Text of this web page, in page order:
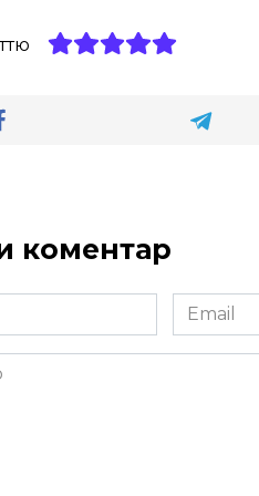
коментар
Email
*